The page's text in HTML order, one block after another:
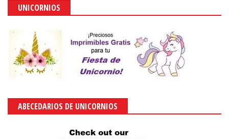
UNICORNIOS
ABECEDARIOS DE UNICORNIOS